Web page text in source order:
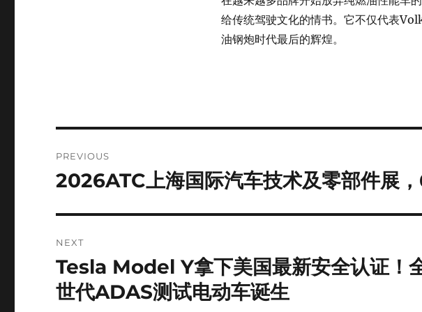
给传统驾驶文化的情书。它不仅代表
油钢炮时代最后的辉煌。
navigation
PREVIOUS
Previous
2026ATC上海国际汽车技术及零部件展
NEXT
Next
post:
Tesla Model Y拿下美国最新安全认证！
世代ADAS测试电动车诞生